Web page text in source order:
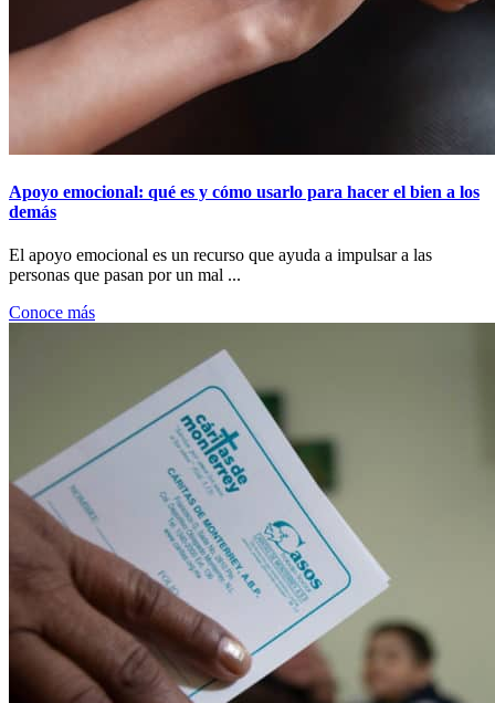
Apoyo emocional: qué es y cómo usarlo para hacer el bien a los
demás
El apoyo emocional es un recurso que ayuda a impulsar a las
personas que pasan por un mal ...
Conoce más